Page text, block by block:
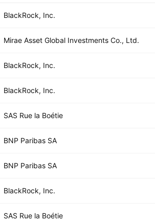
BlackRock, Inc.
Mirae Asset Global Investments Co., Ltd.
BlackRock, Inc.
BlackRock, Inc.
SAS Rue la Boétie
BNP Paribas SA
BNP Paribas SA
BlackRock, Inc.
SAS Rue la Boétie